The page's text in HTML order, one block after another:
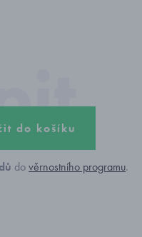
do košíku
dověrnostního programu.